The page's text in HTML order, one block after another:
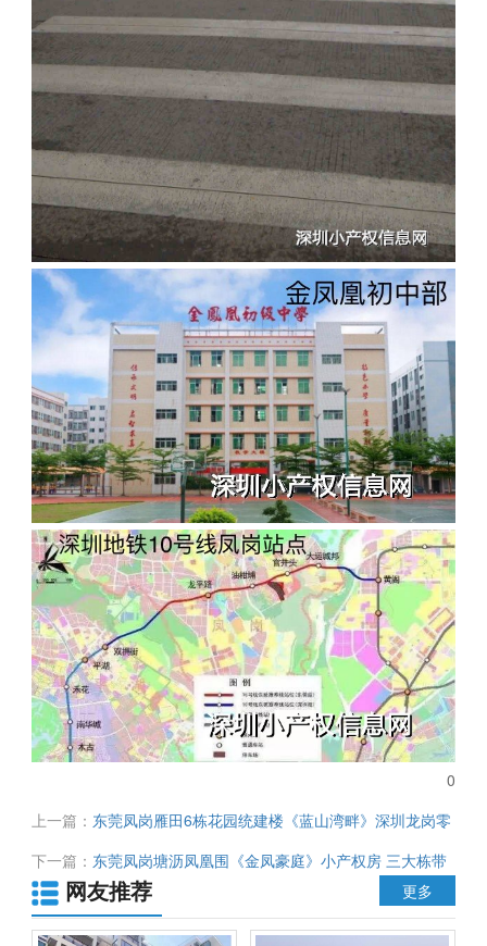
0
上一篇： 东莞凤岗雁田6栋花园统建楼《蓝山湾畔》深圳龙岗零
距离 花园小区停车场 超大阳台 专业物管 单价12500元起 首付
3成
下一篇： 东莞凤岗塘沥凤凰围《金凤豪庭》小产权房 三大栋带
大型停车场 单价6800元起
网友推荐 更多